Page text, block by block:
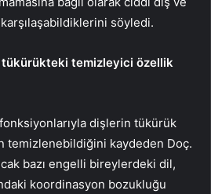
söyledi.
tükürükteki temizleyici özellik
dişlerin tükürük
temizlenebildiğini kaydeden Doç.
bazı engelli bireylerdeki dil,
koordinasyon bozukluğu